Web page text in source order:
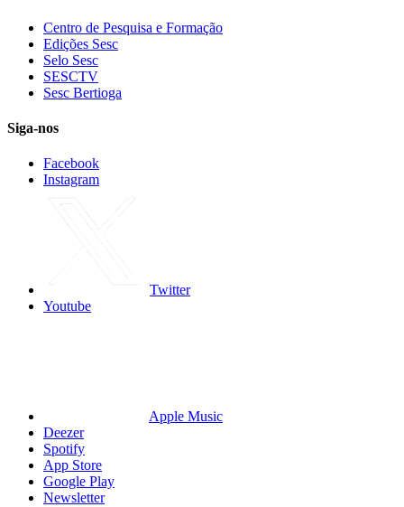
Centro de Pesquisa e Formação
Edições Sesc
Selo Sesc
SESCTV
Sesc Bertioga
Siga-nos
Facebook
Instagram
Twitter
Youtube
Apple Music
Deezer
Spotify
App Store
Google Play
Newsletter